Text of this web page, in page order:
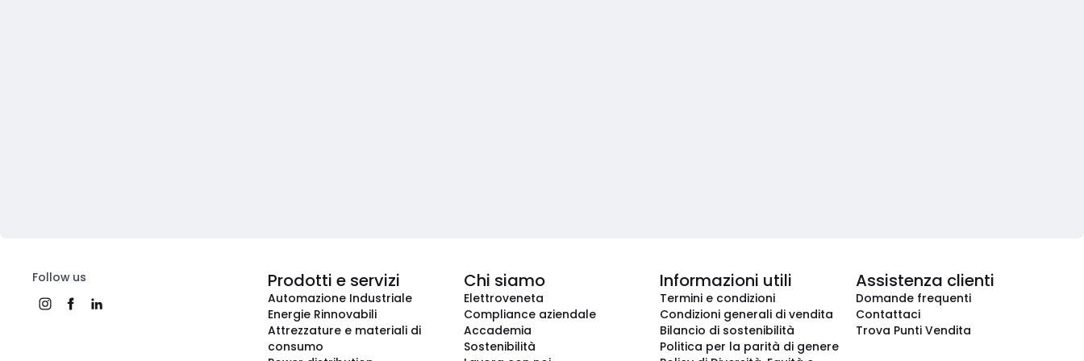
Follow us Prodotti e servizi
Automazione Industriale
Energie Rinnovabili
Attrezzature e materiali di
consumo
Chi siamo
Elettroveneta
Compliance aziendale
Accademia
Sostenibilità
Informazioni utili
Termini e condizioni
Condizioni generali di vendita
Bilancio di sostenibilità
Politica per la parità di genere
Assistenza clienti
Domande frequenti
Contattaci
Trova Punti Vendita